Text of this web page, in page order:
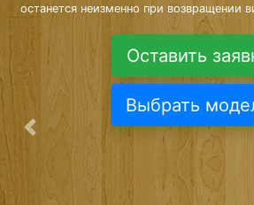
останется неизменно при возвращении
Оставить
Выбрать
Предыдущая